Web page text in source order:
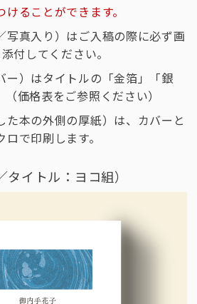
ることができます。
真入り）はご入稿の際に必ず画
付してください。
）はタイトルの「金箔」「銀
価格表をご参照ください）
本の外側の厚紙）は、カバーと
で印刷します。
イトル：ヨコ組）